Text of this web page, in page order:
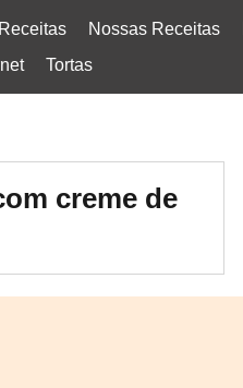
Nossas Receitas
Tortas
creme de